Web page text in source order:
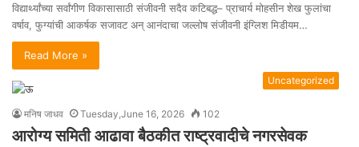
विद्यार्थ्यांच्या सर्वांगीण विकासासाठी संजीवनी सदैव कटिबद्ध– प्राचार्य मोहसीन शेख फुलांचा
वर्षाव, फुग्यांची आकर्षक सजावट अन् आनंदाचा जल्लोष संजीवनी इंग्लिश मिडीयम…
Read More »
Uncategorized
मनिष जाधव Tuesday,June 16, 2026 102
आरोग्य समिती आढावा बैठकीत राष्ट्रवादीचे नगरसेवक